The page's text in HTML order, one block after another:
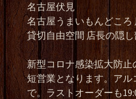
名古屋伏見
名古屋うまいもんどころ
貸切自由空間 店長の隠
新型コロナ感染拡大防止
短営業となります。アル
で。ラストオーダーも